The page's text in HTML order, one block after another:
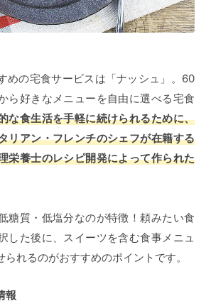
めの宅食サービスは「ナッシュ」。60
ら好きなメニューを自由に選べる宅食
な食生活を手軽に続けられるために、
リアン・フレンチのシェフが在籍する
栄養士のレシピ開発によって作られた
糖質・低塩分なのが特徴！頼みたい食
した後に、スイーツを含む食事メニュ
れるのがおすすめのポイントです。
報